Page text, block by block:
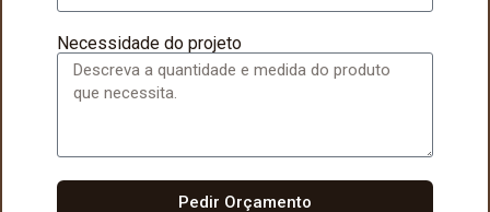
Necessidade do projeto
Pedir Orçamento